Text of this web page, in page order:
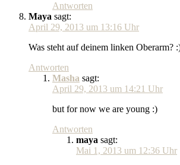
Antworten
Maya sagt:
April 29, 2013 um 13:16 Uhr
Was steht auf deinem linken Oberarm?
Antworten
Masha sagt:
April 29, 2013 um 14:21 Uhr
but for now we are young :)
Antworten
maya sagt:
Mai 1, 2013 um 12:36 Uhr